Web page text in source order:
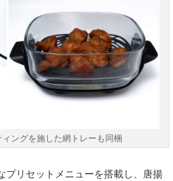
ングを施した網トレーも同梱
プリセットメニューを搭載し、唐揚